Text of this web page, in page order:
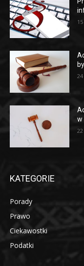
w
KATEGORIE
Porady
Prawo
Ciekawostki
Podatki